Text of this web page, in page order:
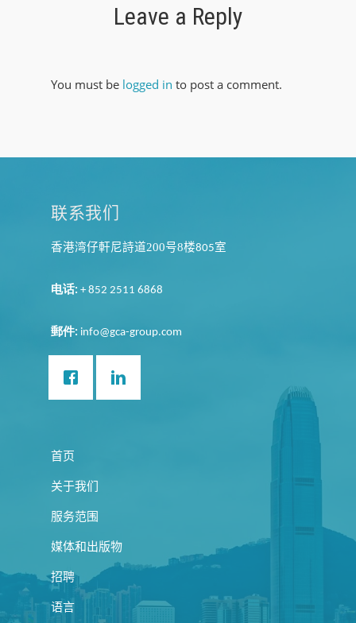
Leave a Reply
You must be logged in to post a comment.
联系我们
香港湾仔軒尼詩道200号8楼805室
电话: + 852 2511 6868
郵件: info@gca-group.com
首页
关于我们
服务范围
媒体和出版物
招聘
语言